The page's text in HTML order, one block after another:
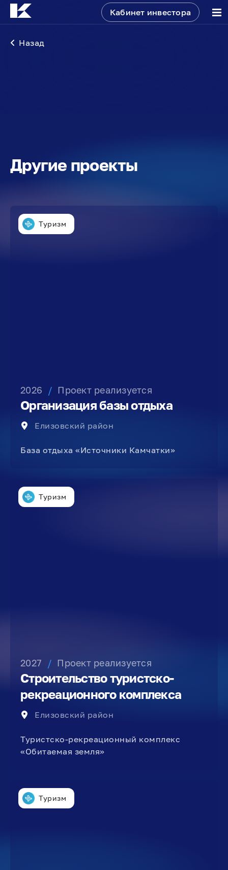
Кабинет инвестора
Назад
Другие проекты
Туризм
2026 / Проект реализуется
Организация базы отдыха
Елизовский район
База отдыха «Источники Камчатки»
Туризм
2027 / Проект реализуется
Строительство туристско-
рекреационного комплекса
Елизовский район
Туристско-рекреационный комплекс
«Обитаемая земля»
Туризм